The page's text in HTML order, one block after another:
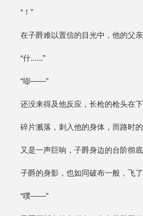
“！”
在子爵难以置信的目光中，他的父
“什......”
“嘭——”
还没来得及他反应，长枪的枪头在
碎片溅落，刺入他的身体，而路时
又是一声巨响，子爵身边的台阶彻底
子爵的身影，也如同破布一般，飞
“噗——”